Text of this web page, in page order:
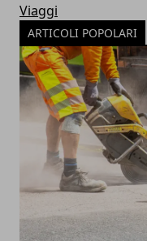
Viaggi
ARTICOLI POPOLARI